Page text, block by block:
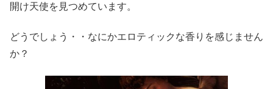
開け天使を見つめています。
どうでしょう・・なにかエロティックな香りを感じません
か？